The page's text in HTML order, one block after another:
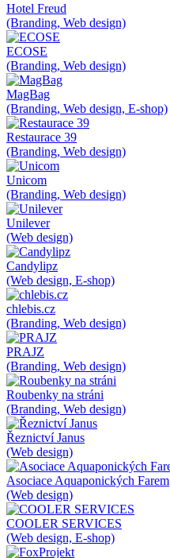
Hotel Freud
(Branding, Web design)
ECOSE
(Branding, Web design)
MagBag
(Branding, Web design, E-shop)
Restaurace 39
(Branding, Web design)
Unicom
(Branding, Web design)
Unilever
(Web design)
Candylipz
(Web design, E-shop)
chlebis.cz
(Branding, Web design)
PRAJZ
(Branding, Web design)
Roubenky na stráni
(Branding, Web design)
Řeznictví Janus
(Web design)
Asociace Aquaponických Farem
(Web design)
COOLER SERVICES
(Web design, E-shop)